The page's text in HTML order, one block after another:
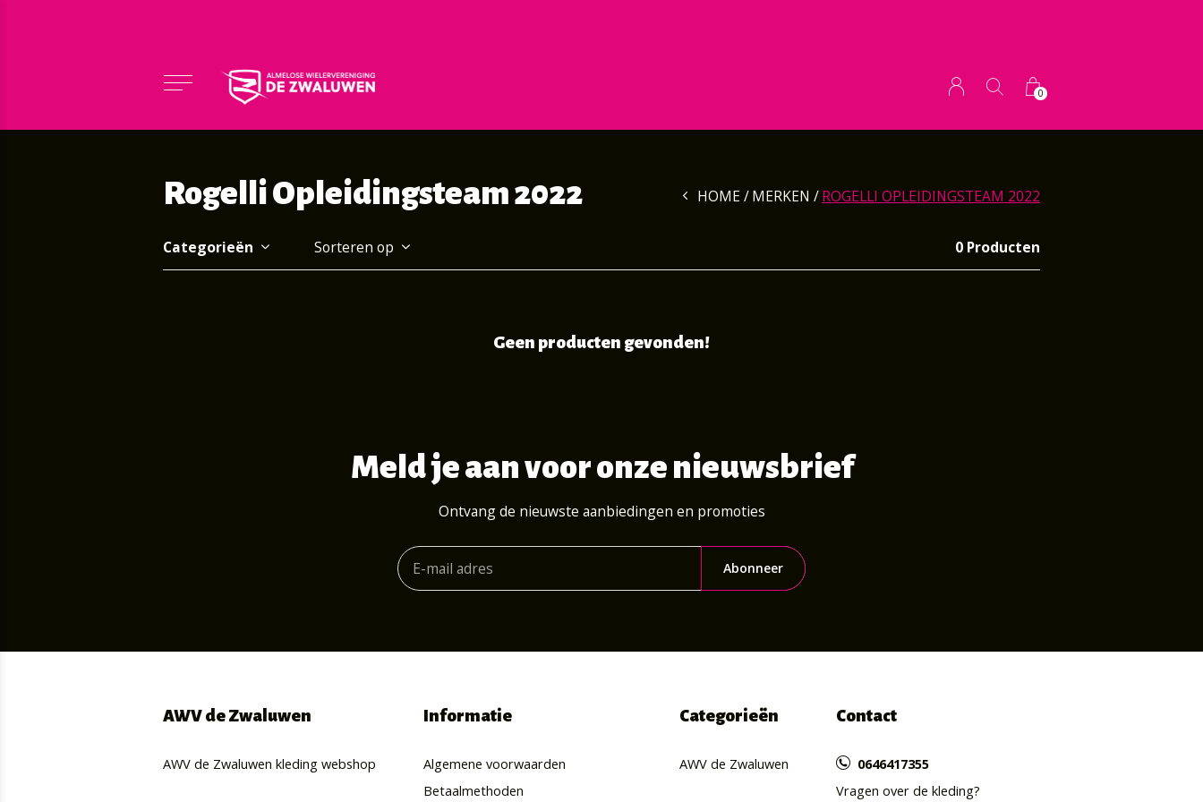
0
Rogelli Opleidingsteam 2022 HOME MERKEN ROGELLI OPLEIDINGSTEAM 2022
Categorieën Sorteren op 0 Producten
Geen producten gevonden!
Meld je aan voor onze nieuwsbrief
Ontvang de nieuwste aanbiedingen en promoties
Abonneer
AWV de Zwaluwen
AWV de Zwaluwen kleding webshop
Informatie
Algemene voorwaarden
Betaalmethoden
Categorieën
AWV de Zwaluwen
Contact
0646417355
Vragen over de kleding?